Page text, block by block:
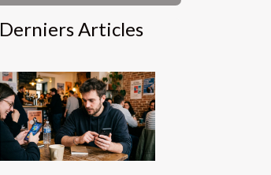
Derniers Articles